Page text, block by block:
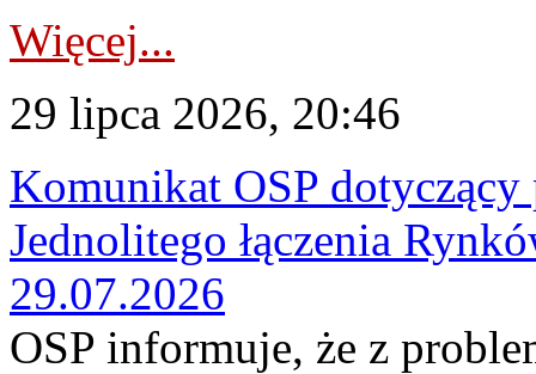
Więcej...
29 lipca 2026, 20:46
Komunikat OSP
Jednolitego łączenia
29.07.2026
OSP informuje, że z